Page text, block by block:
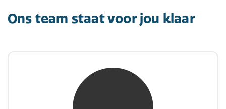
Ons team staat voor jou klaar
mw. mr. S. Gholamalian
NIVRE Register-Expert